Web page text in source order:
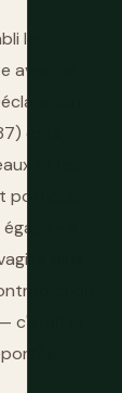
les
un
et la
et les
» a
plus
c'était la